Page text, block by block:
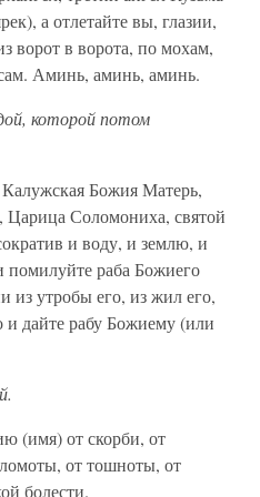
а отлетайте вы, глазии,
ворот в ворота, по мохам,
Аминь, аминь, аминь.
которой потом
Божия Матерь,
Соломониха, святой
и воду, и землю, и
помилуйте раба Божиего
из утробы его, из жил его,
и дайте рабу Божиему (или
(имя) от скорби, от
от тошноты, от
болести.